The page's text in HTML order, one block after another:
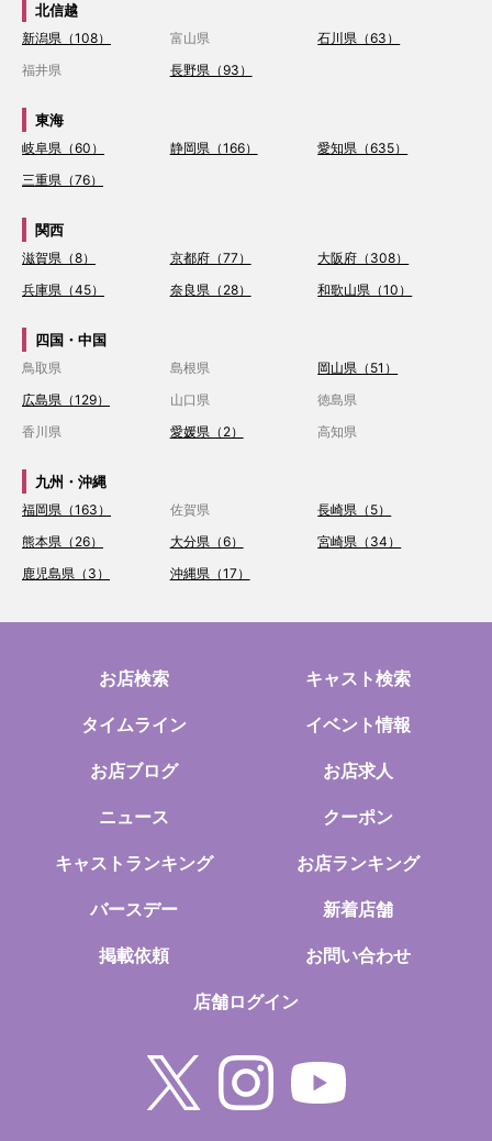
北信越
新潟県（108） 富山県
石川県（63）
福井県
長野県（93）
東海
岐阜県（60） 静岡県（166）
愛知県（635）
三重県（76）
関西
滋賀県（8） 京都府（77）
大阪府（308）
兵庫県（45）
奈良県（28） 和歌山県（10）
四国・中国
鳥取県 島根県
岡山県（51）
広島県（129）
山口県
徳島県
香川県
愛媛県（2） 高知県
九州・沖縄
福岡県（163） 佐賀県
長崎県（5）
熊本県（26）
大分県（6）
宮崎県（34）
鹿児島県（3）
沖縄県（17）
お店検索 キャスト検索
タイムライン イベント情報
お店ブログ お店求人
ニュース クーポン
キャストランキング お店ランキング
バースデー 新着店舗
掲載依頼 お問い合わせ
店舗ログイン